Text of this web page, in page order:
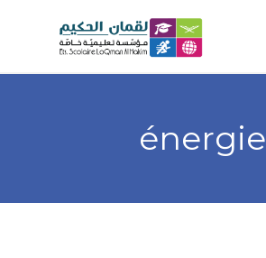
énergie